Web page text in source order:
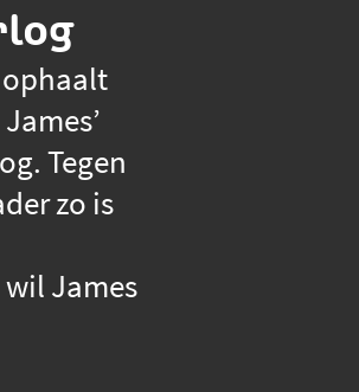
ophaalt
Tegen
zo is
James